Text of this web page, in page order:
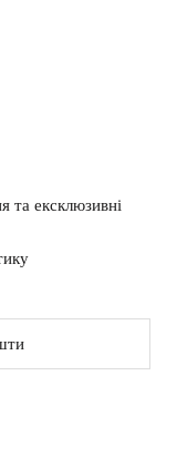
та ексклюзивні